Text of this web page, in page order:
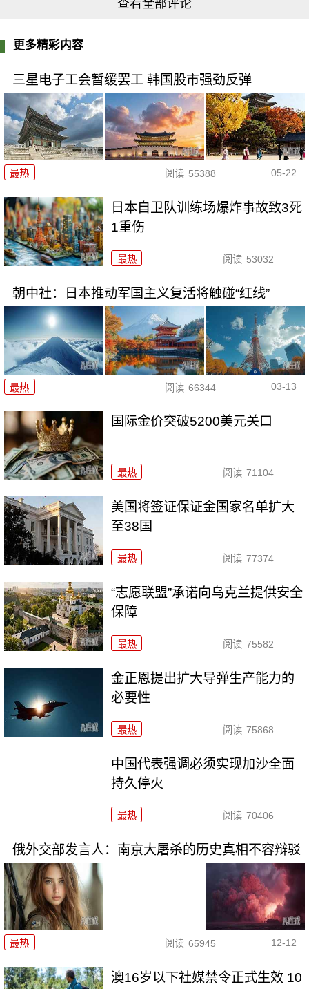
查看全部评论
更多精彩内容
三星电子工会暂缓罢工 韩国股市强劲反弹
最热 阅读 55388 05-22
日本自卫队训练场爆炸事故致3死
1重伤
最热 阅读 53032
朝中社：日本推动军国主义复活将触碰“红线”
最热 阅读 66344 03-13
国际金价突破5200美元关口
最热 阅读 71104
美国将签证保证金国家名单扩大
至38国
最热 阅读 77374
“志愿联盟”承诺向乌克兰提供安全
保障
最热 阅读 75582
金正恩提出扩大导弹生产能力的
必要性
最热 阅读 75868
中国代表强调必须实现加沙全面
持久停火
最热 阅读 70406
俄外交部发言人：南京大屠杀的历史真相不容辩驳
最热 阅读 65945 12-12
澳16岁以下社媒禁令正式生效 10